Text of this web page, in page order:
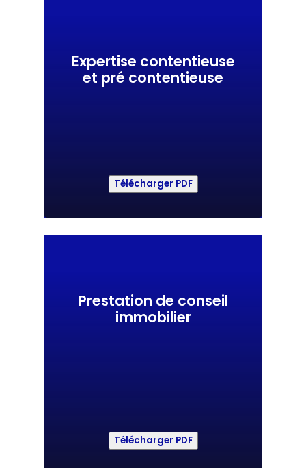
Expertise contentieuse
et pré contentieuse
Télécharger PDF
Prestation de conseil
immobilier
Télécharger PDF